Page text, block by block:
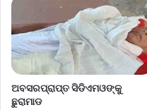
ଅବସରପ୍ରାପ୍ତ ସିଡିଏମଓଙ୍କୁ
ଛୁରାମାଡ